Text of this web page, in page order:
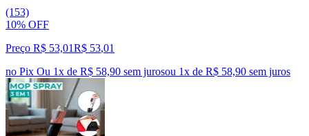
(153)
10% OFF
Preço R$ 53,01R$ 53,01
no Pix Ou 1x de R$ 58,90 sem jurosou 1x de R$ 58,90 sem juros